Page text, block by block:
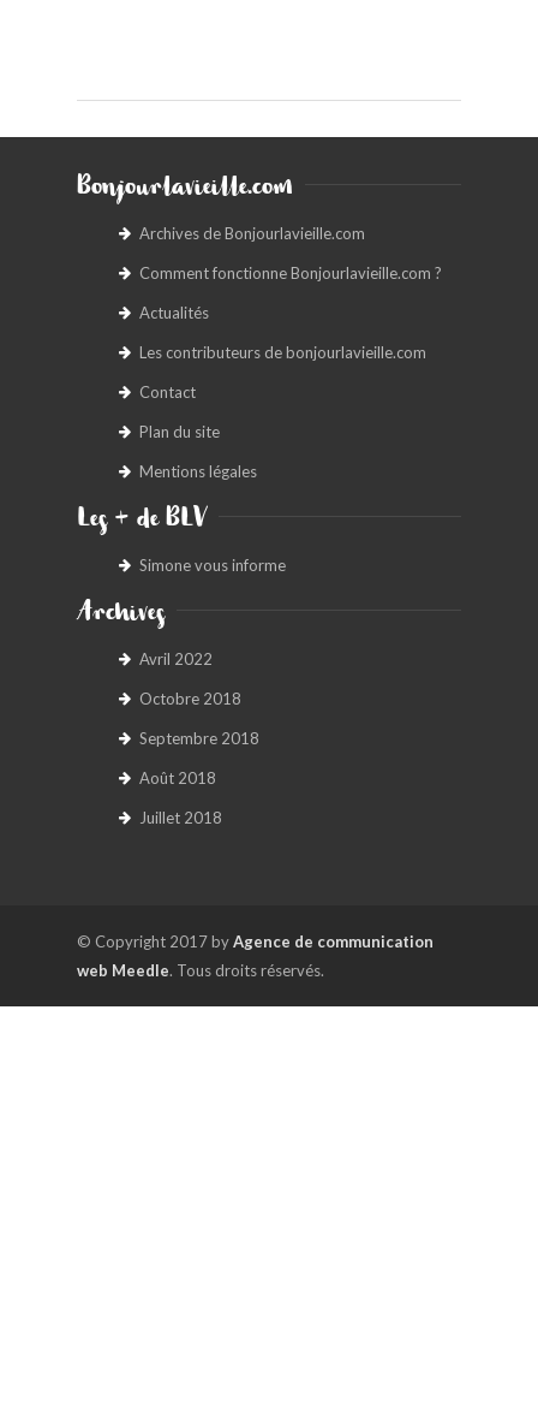
Bonjourlavieille.com
Archives de Bonjourlavieille.com
Comment fonctionne Bonjourlavieille.com ?
Actualités
Les contributeurs de bonjourlavieille.com
Contact
Plan du site
Mentions légales
Les + de BLV
Simone vous informe
Archives
Avril 2022
Octobre 2018
Septembre 2018
Août 2018
Juillet 2018
© Copyright 2017 byAgence de communication
web Meedle. Tous droits réservés.